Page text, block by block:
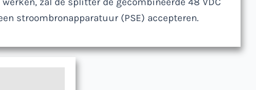
zal de splitter de gecombineerde 48 VDC
stroombronapparatuur (PSE) accepteren.